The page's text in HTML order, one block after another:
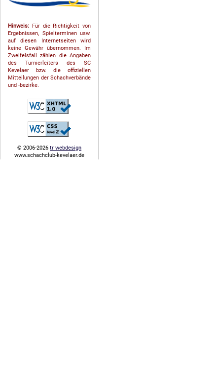
Hinweis: Für die Richtigkeit von
Ergebnissen, Spielterminen usw.
auf diesen Internetseiten wird
keine Gewähr übernommen. Im
Zweifelsfall zählen die Angaben
des Turnierleiters des SC
Kevelaer bzw. die offiziellen
Mitteilungen der Schach­ver­bände
und -bezirke.
© 2006-2026 tr webdesign
www.schachclub-kevelaer.de